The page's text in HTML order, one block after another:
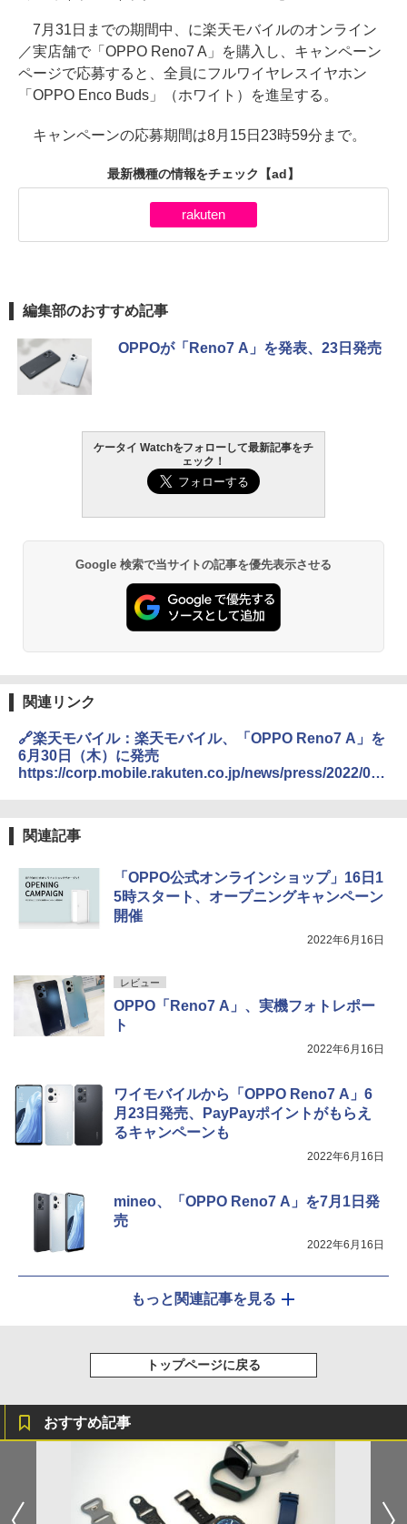
7月31日までの期間中、に楽天モバイルのオンライン
／実店舗で「OPPO Reno7 A」を購入し、キャンペーン
ページで応募すると、全員にフルワイヤレスイヤホン
「OPPO Enco Buds」（ホワイト）を進呈する。
キャンペーンの応募期間は8月15日23時59分まで。
最新機種の情報をチェック 【ad】
rakuten
編集部のおすすめ記事
OPPOが「Reno7 A」を発表、23日発売
ケータイ Watchをフォローして最新記事をチ
ェック！
Google 検索で当サイトの記事を優先表示させる
関連リンク
🔗楽天モバイル：楽天モバイル、「OPPO Reno7 A」を
6月30日（木）に発売
https://corp.mobile.rakuten.co.jp/news/press/2022/061
関連記事
「OPPO公式オンラインショップ」16日1
5時スタート、オープニングキャンペーン
開催
2022年6月16日
レビュー
OPPO「Reno7 A」、実機フォトレポー
ト
2022年6月16日
ワイモバイルから「OPPO Reno7 A」6
月23日発売、PayPayポイントがもらえ
るキャンペーンも
2022年6月16日
mineo、「OPPO Reno7 A」を7月1日発
売
2022年6月16日
もっと関連記事を見る
トップページに戻る
おすすめ記事